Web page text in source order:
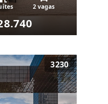
2 vagas
3230